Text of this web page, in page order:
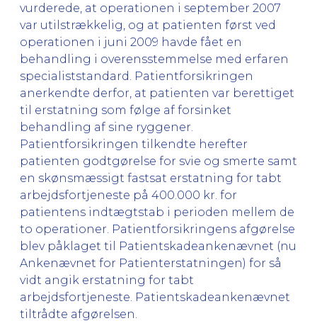
vurderede, at operationen i september 2007
var utilstrækkelig, og at patienten først ved
operationen i juni 2009 havde fået en
behandling i overensstemmelse med erfaren
specialiststandard. Patientforsikringen
anerkendte derfor, at patienten var berettiget
til erstatning som følge af forsinket
behandling af sine ryggener.
Patientforsikringen tilkendte herefter
patienten godtgørelse for svie og smerte samt
en skønsmæssigt fastsat erstatning for tabt
arbejdsfortjeneste på 400.000 kr. for
patientens indtægtstab i perioden mellem de
to operationer. Patientforsikringens afgørelse
blev påklaget til Patientskadeankenævnet (nu
Ankenævnet for Patienterstatningen) for så
vidt angik erstatning for tabt
arbejdsfortjeneste. Patientskadeankenævnet
tiltrådte afgørelsen.